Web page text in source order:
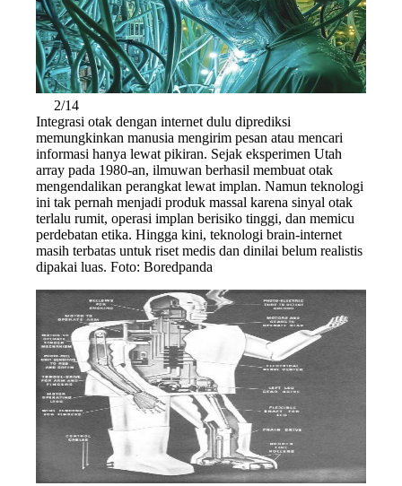
2/14
Integrasi otak dengan internet dulu diprediksi
memungkinkan manusia mengirim pesan atau mencari
informasi hanya lewat pikiran. Sejak eksperimen Utah
array pada 1980-an, ilmuwan berhasil membuat otak
mengendalikan perangkat lewat implan. Namun teknologi
ini tak pernah menjadi produk massal karena sinyal otak
terlalu rumit, operasi implan berisiko tinggi, dan memicu
perdebatan etika. Hingga kini, teknologi brain-internet
masih terbatas untuk riset medis dan dinilai belum realistis
dipakai luas. Foto: Boredpanda